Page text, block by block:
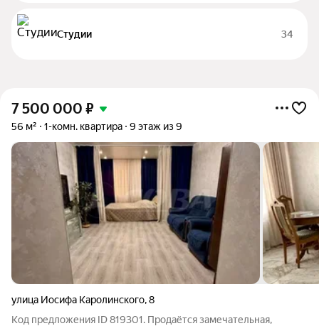
Студии 34
7 500 000 ₽
56 м² 1-комн. квартира 9 этаж из 9
улица Иосифа Каролинского,8
Код предложения ID 819301. Продаётся замечательная,